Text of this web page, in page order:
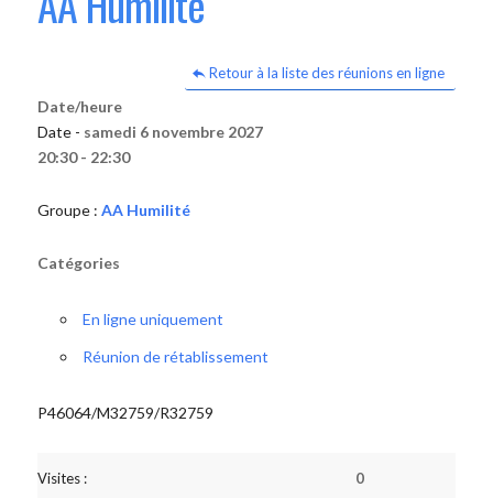
Retour à la liste des réunions en ligne
Date/heure
Date - samedi 6 novembre 2027
20:30 - 22:30
Groupe : AA Humilité
Catégories
En ligne uniquement
Réunion de rétablissement
P46064/M32759/R32759
Visites : 0